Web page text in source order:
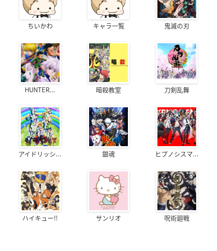
ちいかわ キャラ一覧 鬼滅の刃
HUNTER... 暗殺教室 刀剣乱舞
アイドリッシ... 銀魂 ヒプノシスマ...
ハイキュー!! サンリオ 呪術廻戦